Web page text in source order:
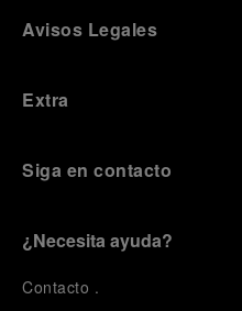
Avisos Legales
Extra
Siga en contacto
¿Necesita ayuda?
Contacto .